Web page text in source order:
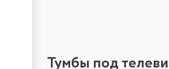
Тумбы под